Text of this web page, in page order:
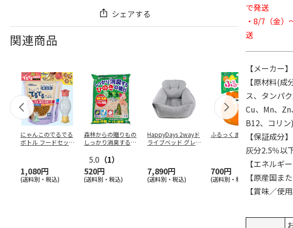
シェアする
関連商品
にゃんこのでるでる
ボトル フードセッ
1,080円
(送料別・税込)
森林からの贈りもの
しっかり消臭するひ
5.0 （1）
520円
(送料別・税込)
HappyDays 2wayド
ライブベッド グレ
7,890円
(送料別・税込)
ふるっくま みかん
700円
(送料別・税込)
デオト
らな
ンド 4L
(送料
で発送
・8/7（金
送
【メーカー
【原材料(
ス、タンパ
Cu、Mn、
B12、コリ
【保証成分
灰分2.5％以
【エネルギ
【原産国ま
【賞味／使